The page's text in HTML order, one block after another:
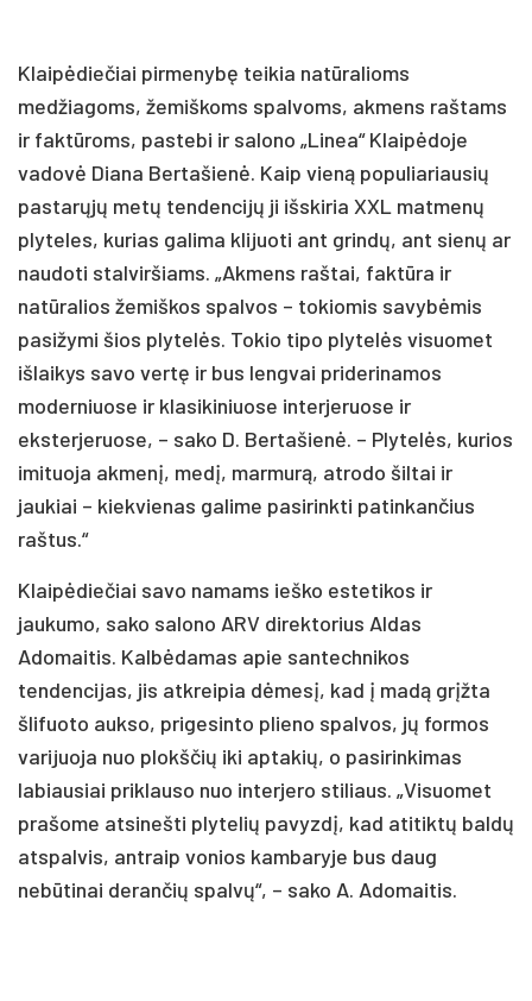
Klaipėdiečiai pirmenybę teikia natūralioms
medžiagoms, žemiškoms spalvoms, akmens raštams
ir faktūroms, pastebi ir salono „Linea“ Klaipėdoje
vadovė Diana Bertašienė. Kaip vieną populiariausių
pastarųjų metų tendencijų ji išskiria XXL matmenų
plyteles, kurias galima klijuoti ant grindų, ant sienų ar
naudoti stalviršiams. „Akmens raštai, faktūra ir
natūralios žemiškos spalvos – tokiomis savybėmis
pasižymi šios plytelės. Tokio tipo plytelės visuomet
išlaikys savo vertę ir bus lengvai priderinamos
moderniuose ir klasikiniuose interjeruose ir
eksterjeruose, – sako D. Bertašienė. – Plytelės, kurios
imituoja akmenį, medį, marmurą, atrodo šiltai ir
jaukiai – kiekvienas galime pasirinkti patinkančius
raštus.“
Klaipėdiečiai savo namams ieško estetikos ir
jaukumo, sako salono ARV direktorius Aldas
Adomaitis. Kalbėdamas apie santechnikos
tendencijas, jis atkreipia dėmesį, kad į madą grįžta
šlifuoto aukso, prigesinto plieno spalvos, jų formos
varijuoja nuo plokščių iki aptakių, o pasirinkimas
labiausiai priklauso nuo interjero stiliaus. „Visuomet
prašome atsinešti plytelių pavyzdį, kad atitiktų baldų
atspalvis, antraip vonios kambaryje bus daug
nebūtinai derančių spalvų“, – sako A. Adomaitis.